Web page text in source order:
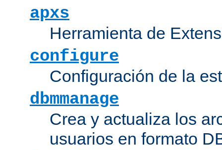
apxs
Herramienta de
configure
Configuración de la
dbmmanage
Crea y actualiza los
usuarios en formato